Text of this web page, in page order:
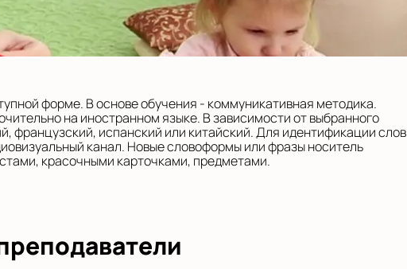
форме. В основе обучения - коммуникативная методика.
на иностранном языке. В зависимости от выбранного
французский, испанский или китайский. Для идентификации слов
канал. Новые словоформы или фразы носитель
красочными карточками, предметами.